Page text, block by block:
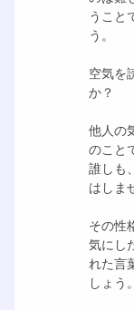
うこと
う。
空気を
か？
他人の
のこと
誰しも
はしま
その性
気にし
れた言
しょう。